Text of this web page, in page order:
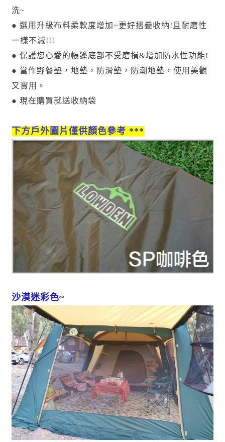
洗~
● 選用升級布料柔軟度增加~更好摺疊收納!且耐磨性
一樣不減!!!
● 保護您心愛的帳篷底部不受磨損&增加防水性功能!
● 當作野餐墊，地墊，防滑墊，防潮地墊，使用美觀
又實用。
● 現在購買就送收納袋
下方戶外圖片僅供顏色參考 ***
沙漠迷彩色~